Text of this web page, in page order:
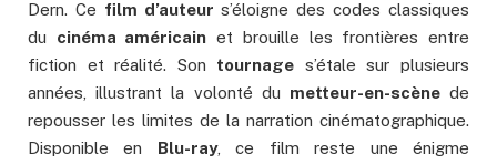
Dern. Ce film d’auteur s’éloigne des codes classiques
du cinéma américain et brouille les frontières entre
fiction et réalité. Son tournage s’étale sur plusieurs
années, illustrant la volonté du metteur-en-scènede
repousser les limites de la narration cinématographique.
Disponible en Blu-ray, ce film reste une énigme